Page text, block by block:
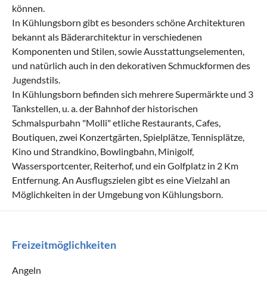
können.
In Kühlungsborn gibt es besonders schöne Architekturen
bekannt als Bäderarchitektur in verschiedenen
Komponenten und Stilen, sowie Ausstattungselementen,
und natürlich auch in den dekorativen Schmuckformen des
Jugendstils.
In Kühlungsborn befinden sich mehrere Supermärkte und 3
Tankstellen, u. a. der Bahnhof der historischen
Schmalspurbahn "Molli" etliche Restaurants, Cafes,
Boutiquen, zwei Konzertgärten, Spielplätze, Tennisplätze,
Kino und Strandkino, Bowlingbahn, Minigolf,
Wassersportcenter, Reiterhof, und ein Golfplatz in 2 Km
Entfernung. An Ausflugszielen gibt es eine Vielzahl an
Möglichkeiten in der Umgebung von Kühlungsborn.
Freizeitmöglichkeiten
Angeln